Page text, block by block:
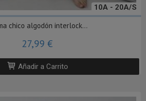
10A - 20A/S
chico algodón interlock...
27,99 €
Añadir a Carrito